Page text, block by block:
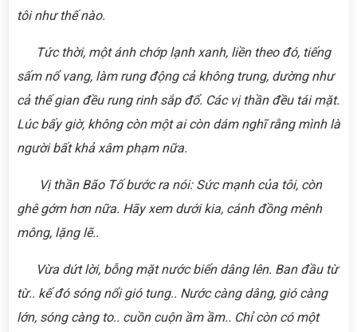
tôi như thế nào.
Tức thời, một ánh chớp lạnh xanh, liền theo đó, tiếng
sấm nổ vang, làm rung động cả không trung, dường như
cả thế gian đều rung rinh sắp đổ. Các vị thần đều tái mặt.
Lúc bấy giờ, không còn một ai còn dám nghĩ rằng mình là
người bất khả xâm phạm nữa.
Vị thần Bão Tố bước ra nói: Sức mạnh của tôi, còn
ghê gớm hơn nữa. Hãy xem dưới kia, cánh đồng mênh
mông, lặng lẽ..
Vừa dứt lời, bỗng mặt nước biển dâng lên. Ban đầu từ
từ.. kế đó sóng nổi gió tung.. Nước càng dâng, gió càng
lớn, sóng càng to.. cuồn cuộn ầm ầm.. Chỉ còn có một